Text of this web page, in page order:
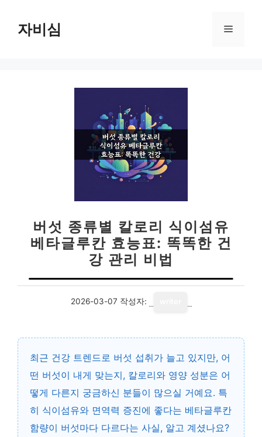
자비심 메
버섯 종류별 칼로리 식이섬유
베타글루칸 효능표: 똑똑한 건
강 관리 비법
2026-03-07 작성자:
최근 건강 트렌드로 버섯 섭취가 늘고 있지만, 어
떤 버섯이 내게 맞는지, 칼로리와 영양 성분은 어
떻게 다른지 궁금하신 분들이 많으실 거예요. 특
히 식이섬유와 면역력 증진에 좋다는 베타글루칸
함량이 버섯마다 다르다는 사실, 알고 계셨나요?